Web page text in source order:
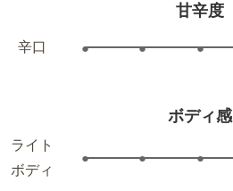
甘辛度
辛口 ● ● ●
ボディ感
ライト
ボディ
● ● ●